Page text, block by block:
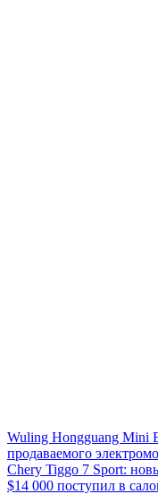
Wuling Hongguang Mini
продаваемого
Chery Tiggo 7 Sport:
$14 000 поступил в